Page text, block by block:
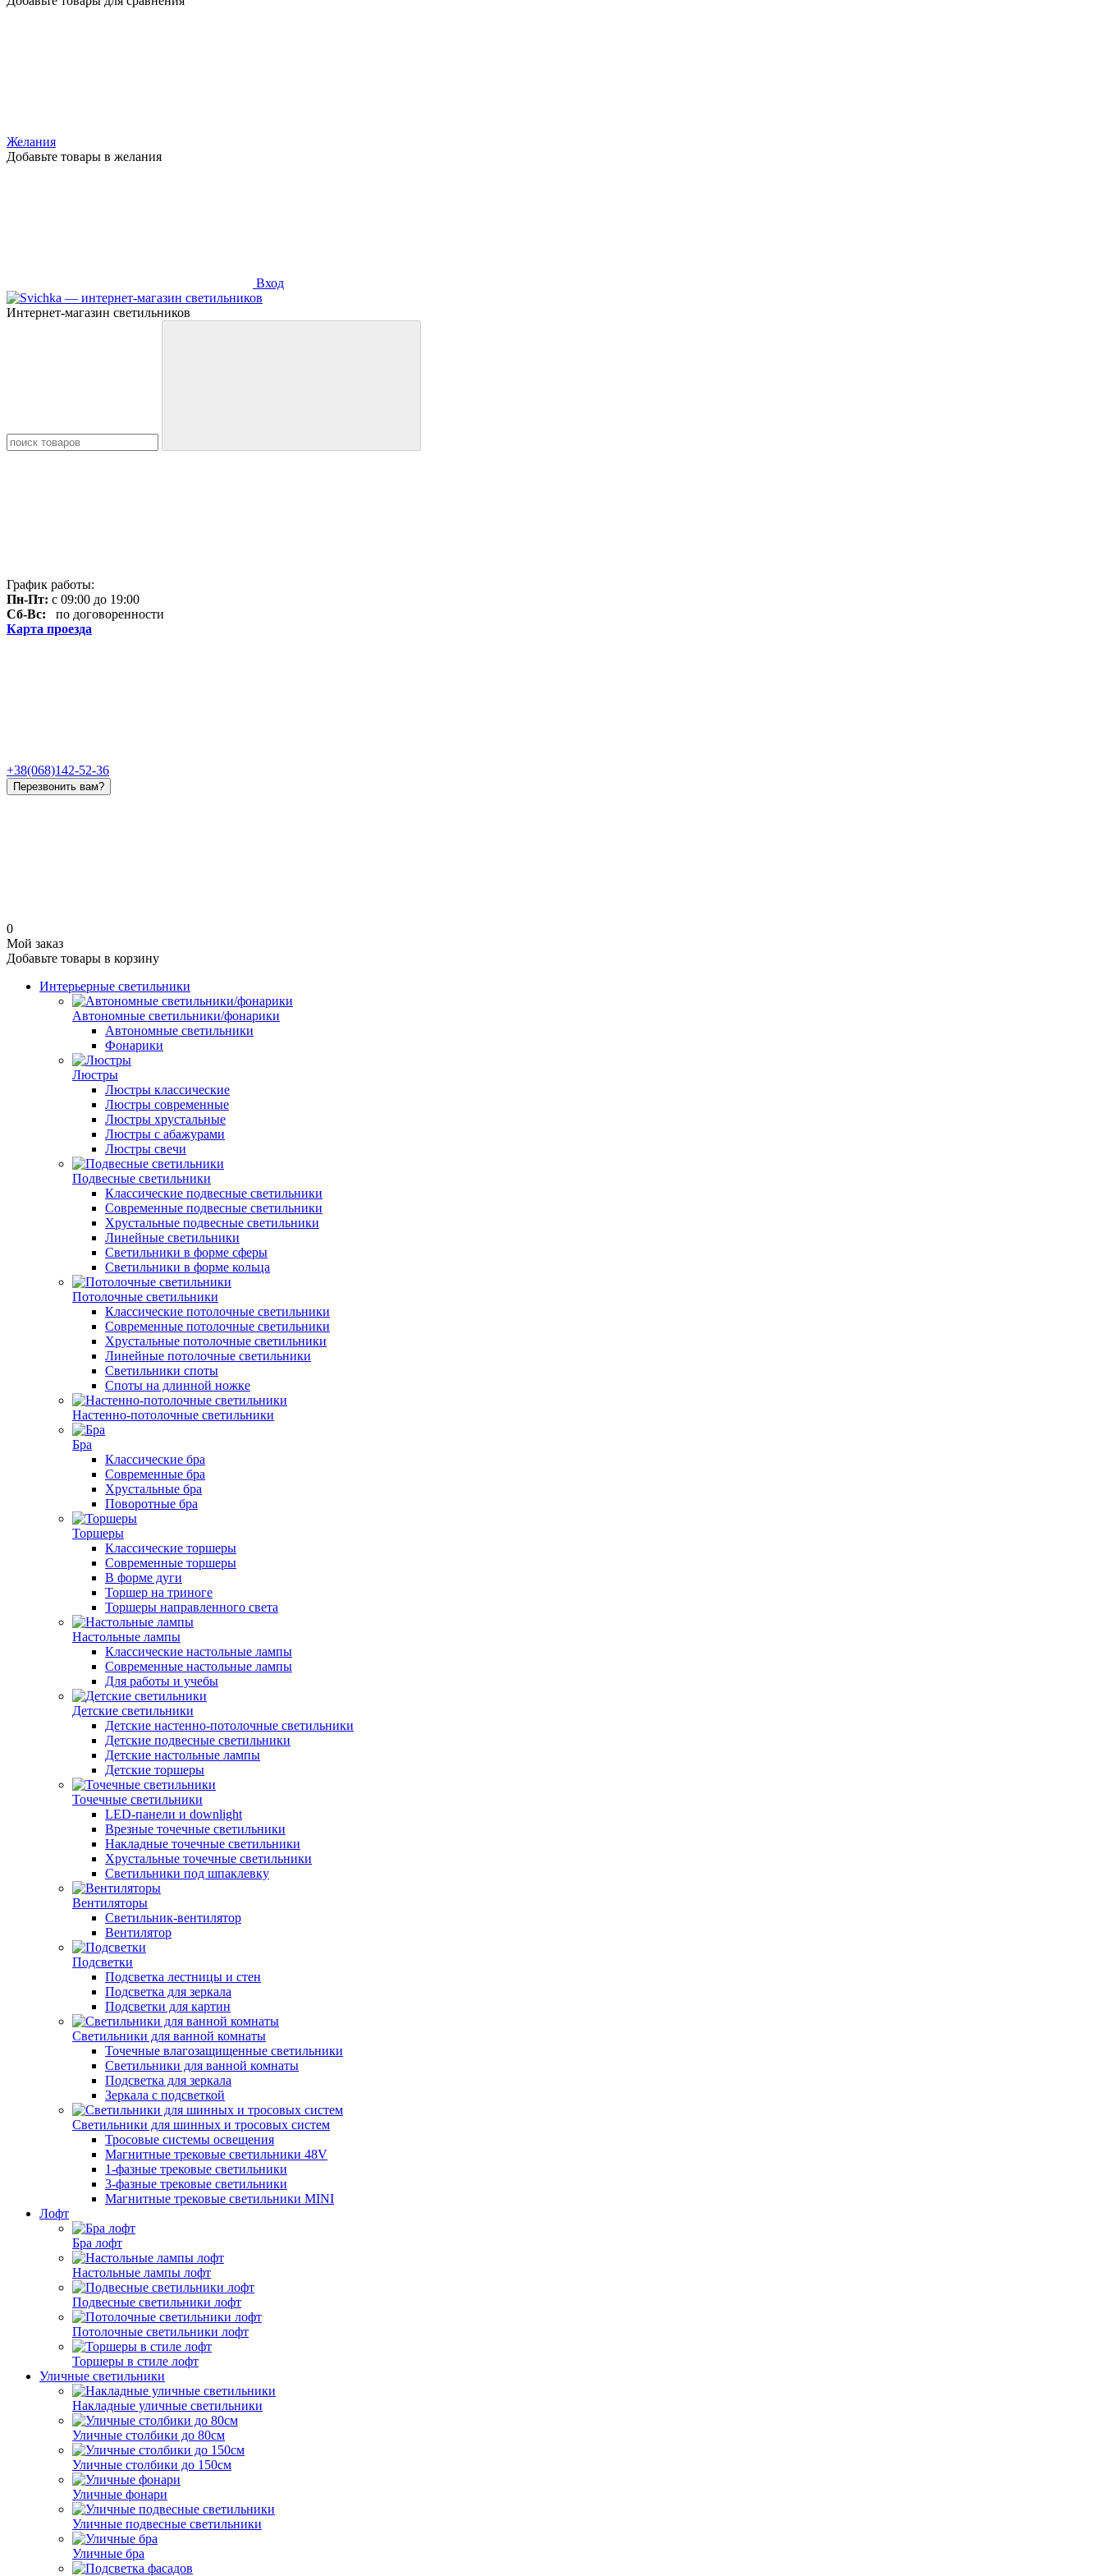
Желания
Добавьте товары в желания
Вход
Интернет-магазин светильников
График работы:
Пн-Пт: с 09:00 до 19:00
Сб-Вс:
по договоренности
Карта проезда
+38(068)142-52-36
Перезвонить вам?
0
Мой заказ
Добавьте товары в корзину
Интерьерные светильники
Автономные светильники/фонарики
Автономные светильники
Фонарики
Люстры
Люстры классические
Люстры современные
Люстры хрустальные
Люстры с абажурами
Люстры свечи
Подвесные светильники
Классические подвесные светильники
Современные подвесные светильники
Хрустальные подвесные светильники
Линейные светильники
Светильники в форме сферы
Светильники в форме кольца
Потолочные светильники
Классические потолочные светильники
Современные потолочные светильники
Хрустальные потолочные светильники
Линейные потолочные светильники
Светильники споты
Споты на длинной ножке
Настенно-потолочные светильники
Бра
Классические бра
Современные бра
Хрустальные бра
Поворотные бра
Торшеры
Классические торшеры
Современные торшеры
В форме дуги
Торшер на триноге
Торшеры направленного света
Настольные лампы
Классические настольные лампы
Современные настольные лампы
Для работы и учебы
Детские светильники
Детские настенно-потолочные светильники
Детские подвесные светильники
Детские настольные лампы
Детские торшеры
Точечные светильники
LED-панели и downlight
Врезные точечные светильники
Накладные точечные светильники
Хрустальные точечные светильники
Светильники под шпаклевку
Вентиляторы
Светильник-вентилятор
Вентилятор
Подсветки
Подсветка лестницы и стен
Подсветка для зеркала
Подсветки для картин
Светильники для ванной комнаты
Точечные влагозащищенные светильники
Светильники для ванной комнаты
Подсветка для зеркала
Зеркала с подсветкой
Светильники для шинных и тросовых систем
Тросовые системы освещения
Магнитные трековые светильники 48V
1-фазные трековые светильники
3-фазные трековые светильники
Магнитные трековые светильники MINI
Лофт
Бра лофт
Настольные лампы лофт
Подвесные светильники лофт
Потолочные светильники лофт
Торшеры в стиле лофт
Уличные светильники
Накладные уличные светильники
Уличные столбики до 80см
Уличные столбики до 150см
Уличные фонари
Уличные подвесные светильники
Уличные бра